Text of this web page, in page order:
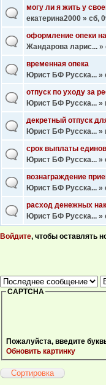
могу ли я жить у
екатерина2000 » сб,
оформление опеки
Жандарова ларис... »
временная опека
Юрист БФ Русска... »
отпуск по уходу за
Юрист БФ Русска... »
декретный отпуск
Юрист БФ Русска... »
срок выплаты
Юрист БФ Русска... »
вознаграждение
Юрист БФ Русска... »
расход денежных
Юрист БФ Русска... »
Войдите, чтобы оставлять
Страницы
Сортировка по
CAPTCHA
Пожалуйста, введите
Обновить картинку